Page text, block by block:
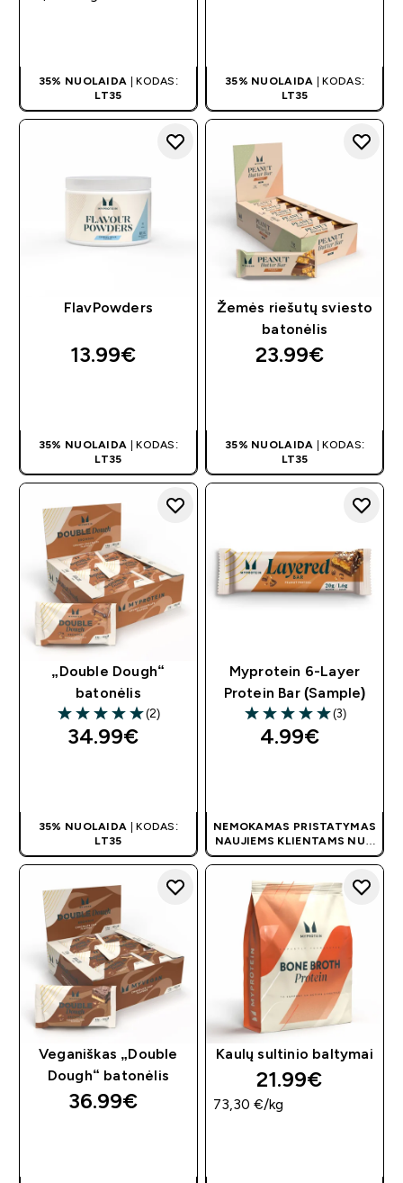
35% NUOLAIDA | KODAS:
LT35
35% NUOLAIDA | KODAS:
LT35
FlavPowders
13.99€‎
35% NUOLAIDA | KODAS:
LT35
Žemės riešutų sviesto
batonėlis
23.99€‎
35% NUOLAIDA | KODAS:
LT35
„Double Dough“
batonėlis
5 out of 5 stars
(2)
34.99€‎
35% NUOLAIDA | KODAS:
LT35
Myprotein 6-Layer
Protein Bar (Sample)
5 out of 5 stars
(3)
4.99€‎
NEMOKAMAS PRISTATYMAS
NAUJIEMS KLIENTAMS NUO
40 €| AKCIJA TAIKOMA
Veganiškas „Double
Dough“ batonėlis
36.99€‎
Kaulų sultinio baltymai
21.99€‎
73,30 €‎/kg